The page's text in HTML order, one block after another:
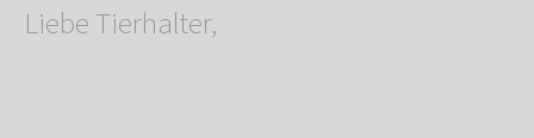
Liebe Tierhalter,